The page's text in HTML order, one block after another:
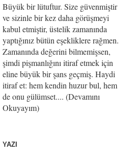
Büyük bir lütuftur. Size güvenmiştir
ve sizinle bir kez daha görüşmeyi
kabul etmiştir, üstelik zamanında
yaptığınız bütün eşekliklere rağmen.
Zamanında değerini bilmemişsen,
şimdi pişmanlığını itiraf etmek için
eline büyük bir şans geçmiş. Haydi
itiraf et: hem kendin huzur bul, hem
de onu gülümset.... (Devamını
Okuyayım)
YAZI